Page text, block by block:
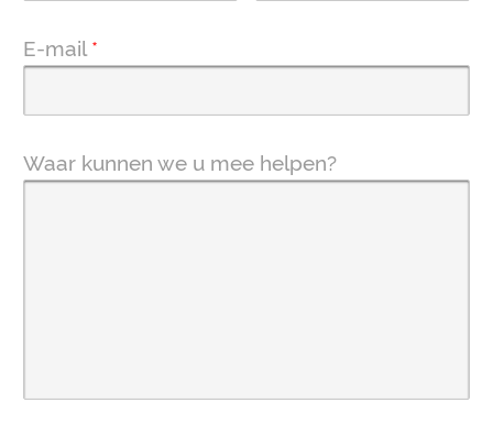
E-mail *
Waar kunnen we u mee helpen?